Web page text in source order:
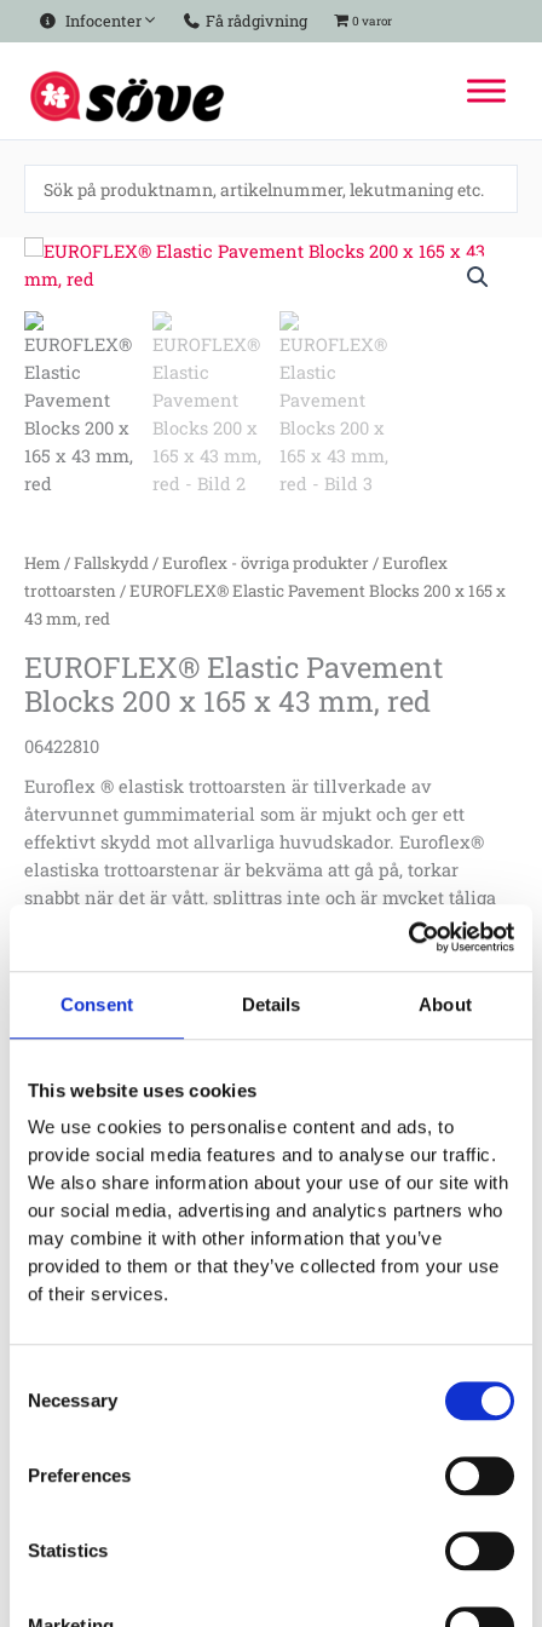
Consent Details About
This website uses cookies
We use cookies to personalise content and ads, to
provide social media features and to analyse our traffic.
We also share information about your use of our site with
our social media, advertising and analytics partners who
may combine it with other information that you’ve
provided to them or that they’ve collected from your use
of their services.
Selection
Necessary
Preferences
Statistics
Hoppa
till
innehåll
Infocenter Få rådgivning 0 varor
Hem/Fallskydd/Euroflex - övriga produkter/Euroflex
trottoarsten/ EUROFLEX® Elastic Pavement Blocks 200 x 165 x
43 mm, red
EUROFLEX® Elastic Pavement
Blocks 200 x 165 x 43 mm, red
06422810
Euroflex ® elastisk trottoarsten är tillverkade av
återvunnet gummimaterial som är mjukt och ger ett
effektivt skydd mot allvarliga huvudskador. Euroflex®
elastiska trottoarstenar är bekväma att gå på, torkar
snabbt när det är vått, splittras inte och är mycket tåliga
1 520:-
EUROFLEX®
Elastic
Pavement
Blocks
200
x
165
x
mängd
Lägg till i offertförfrågan
Skötsel
Garantivillkor
Produktens utseende kan avvika mot de bilder som visas
på hemsidan.
Mer information om produkten, klicka här